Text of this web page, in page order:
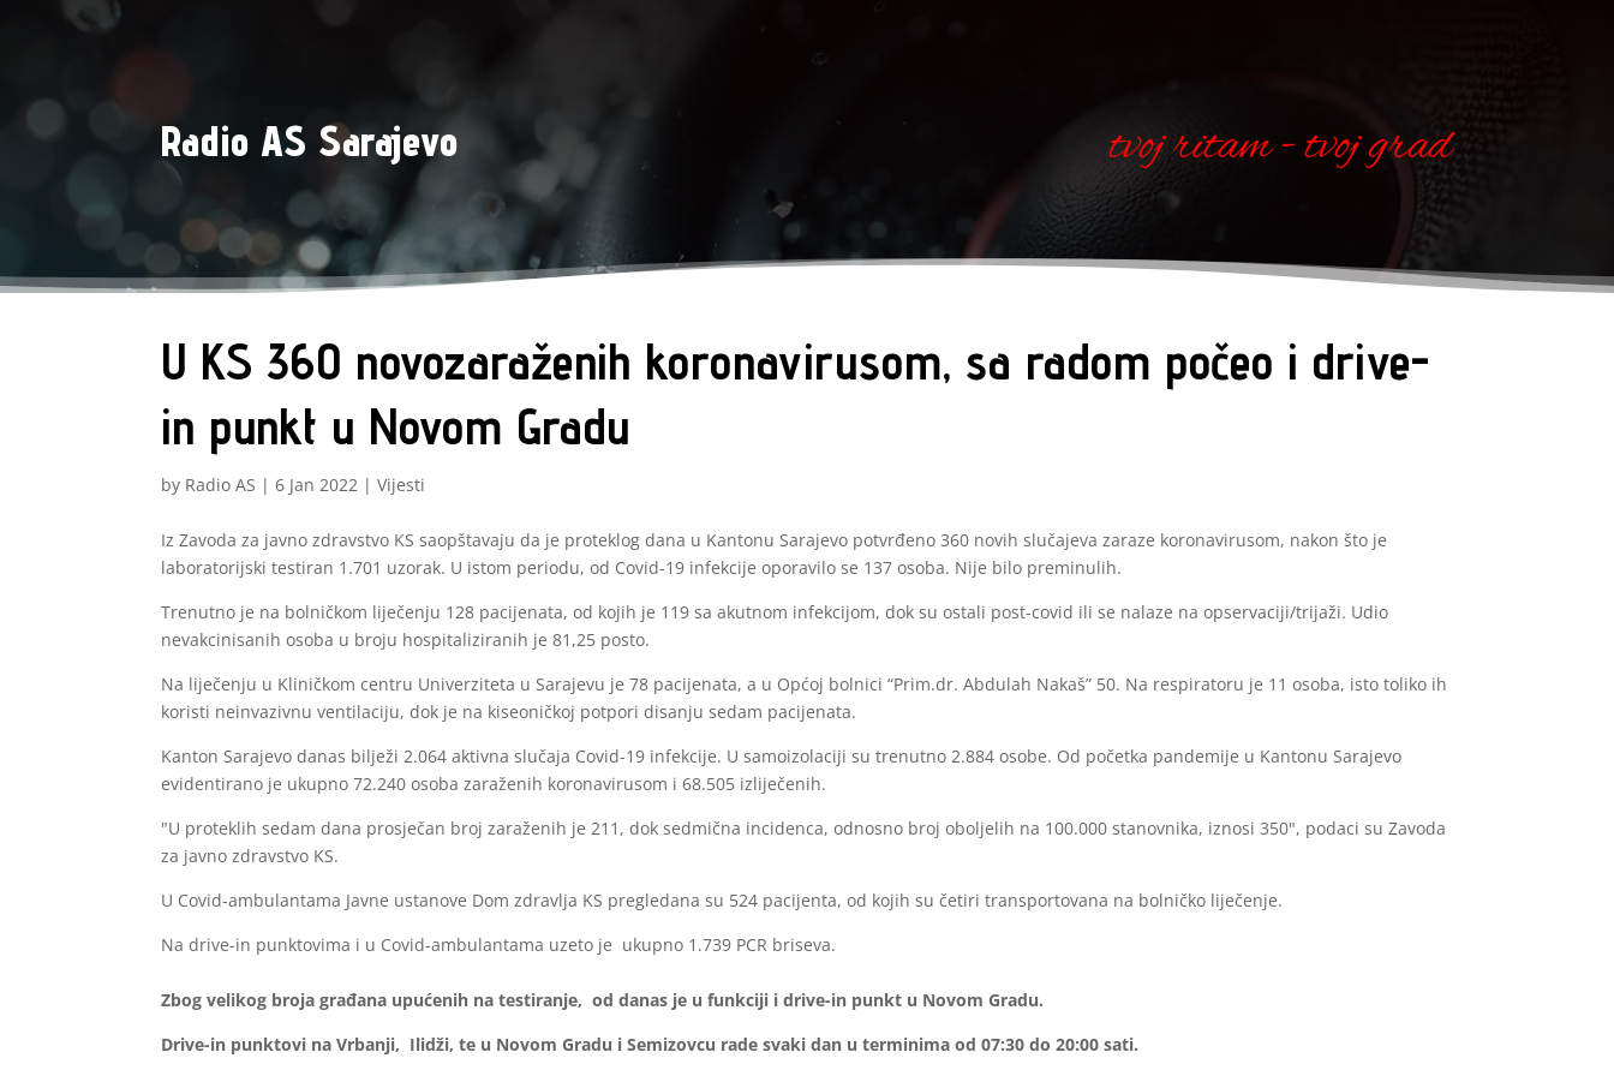
Radio AS Sarajevo tvoj ritam - tvoj grad
U KS 360 novozaraženih koronavirusom, sa radom počeo i drive-
in punkt u Novom Gradu
by Radio AS |6 Jan 2022 |Vijesti
Iz Zavoda za javno zdravstvo KS saopštavaju da je proteklog dana u Kantonu Sarajevo potvrđeno 360 novih slučajeva zaraze koronavirusom, nakon što je
laboratorijski testiran 1.701 uzorak. U istom periodu, od Covid-19 infekcije oporavilo se 137 osoba. Nije bilo preminulih.
Trenutno je na bolničkom liječenju 128 pacijenata, od kojih je 119 sa akutnom infekcijom, dok su ostali post-covid ili se nalaze na opservaciji/trijaži. Udio
nevakcinisanih osoba u broju hospitaliziranih je 81,25 posto.
Na liječenju u Kliničkom centru Univerziteta u Sarajevu je 78 pacijenata, a u Općoj bolnici “Prim.dr. Abdulah Nakaš” 50. Na respiratoru je 11 osoba, isto toliko ih
koristi neinvazivnu ventilaciju, dok je na kiseoničkoj potpori disanju sedam pacijenata.
Kanton Sarajevo danas bilježi 2.064 aktivna slučaja Covid-19 infekcije. U samoizolaciji su trenutno 2.884 osobe. Od početka pandemije u Kantonu Sarajevo
evidentirano je ukupno 72.240 osoba zaraženih koronavirusom i 68.505 izliječenih.
"U proteklih sedam dana prosječan broj zaraženih je 211, dok sedmična incidenca, odnosno broj oboljelih na 100.000 stanovnika, iznosi 350", podaci su Zavoda
za javno zdravstvo KS.
U Covid-ambulantama Javne ustanove Dom zdravlja KS pregledana su 524 pacijenta, od kojih su četiri transportovana na bolničko liječenje.
Na drive-in punktovima i u Covid-ambulantama uzeto je ukupno 1.739 PCR briseva.
Zbog velikog broja građana upućenih na testiranje, od danas je u funkciji i drive-in punkt u Novom Gradu.
Drive-in punktovi na Vrbanji, Ilidži, te u Novom Gradu i Semizovcu rade svaki dan u terminima od 07:30 do 20:00 sati.